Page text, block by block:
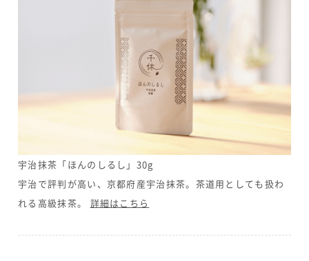
宇治抹茶「ほんのしるし」30g
宇治で評判が高い、京都府産宇治抹茶。茶道用としても扱わ
れる高級抹茶。 詳細はこちら